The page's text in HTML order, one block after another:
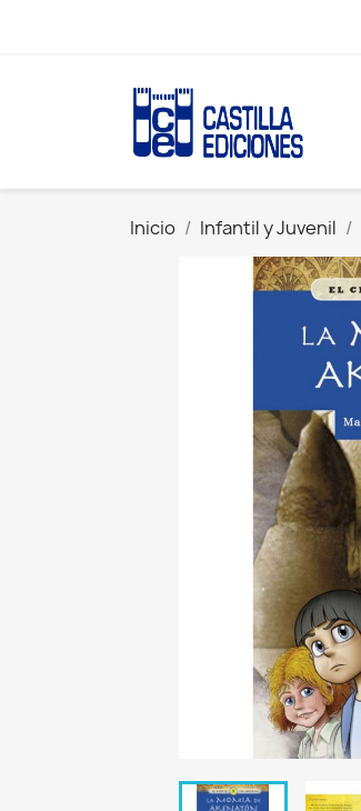
Inicio Infantil y Juvenil